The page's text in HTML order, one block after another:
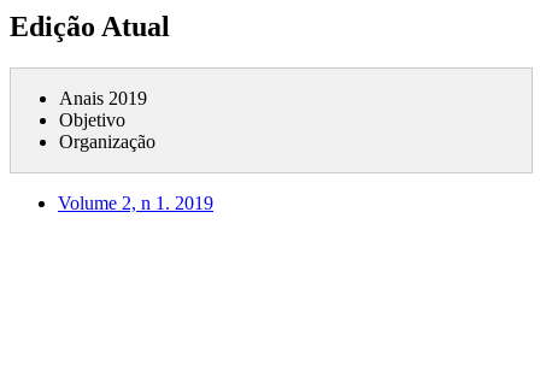
Edição Atual
Anais 2019
Objetivo
Organização
Volume 2, n 1. 2019